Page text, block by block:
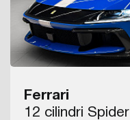
Ferrari
12 cilindri Spider